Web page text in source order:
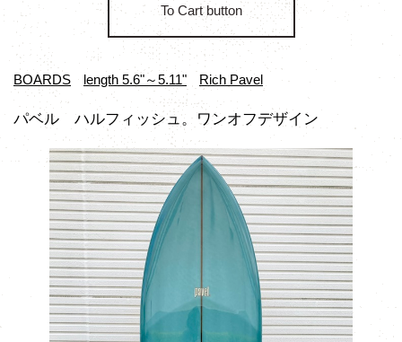
To Cart button
BOARDS length 5.6"～5.11" Rich Pavel
パベル ハルフィッシュ。ワンオフデザイン